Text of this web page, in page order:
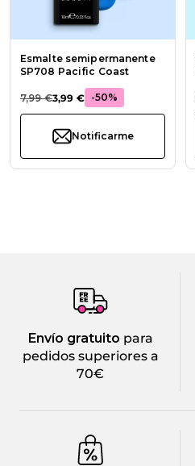
Esmalte semipermanente
SP708 Pacific Coast
7,99 €3,99 € -50%
Notificarme
Envío gratuito para
pedidos superiores a
70€